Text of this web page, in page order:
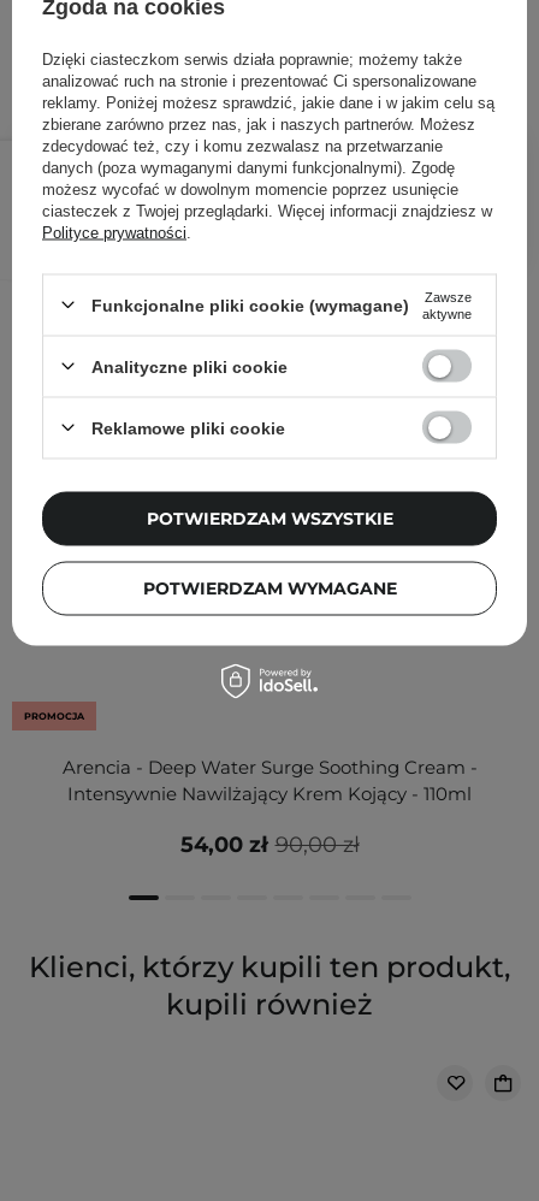
76,40 zł 89,90 zł /szt.
DODAJ DO KOSZYKA
Inni klienci sprawdzali również
PROMOCJA
Arencia - Deep Water Surge Soothing Cream -
Intensywnie Nawilżający Krem Kojący - 110ml
90,00 zł
54,00 zł
Klienci, którzy kupili ten produkt,
kupili również
Zgoda na cookies
Dzięki ciasteczkom serwis działa poprawnie; możemy także
analizować ruch na stronie i prezentować Ci spersonalizowane
reklamy. Poniżej możesz sprawdzić, jakie dane i w jakim celu są
zbierane zarówno przez nas, jak i naszych partnerów. Możesz
zdecydować też, czy i komu zezwalasz na przetwarzanie
danych (poza wymaganymi danymi funkcjonalnymi). Zgodę
możesz wycofać w dowolnym momencie poprzez usunięcie
ciasteczek z Twojej przeglądarki. Więcej informacji znajdziesz w
Polityce prywatności
Funkcjonalne pliki cookie (wymagane)
Zawsze
aktywne
Analityczne pliki cookie
Reklamowe pliki cookie
POTWIERDZAM WYMAGANE
POTWIERDZAM WSZYSTKIE